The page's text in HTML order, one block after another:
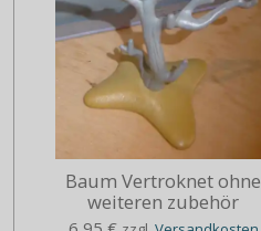
Baum Vertroknet ohne
weiteren zubehör